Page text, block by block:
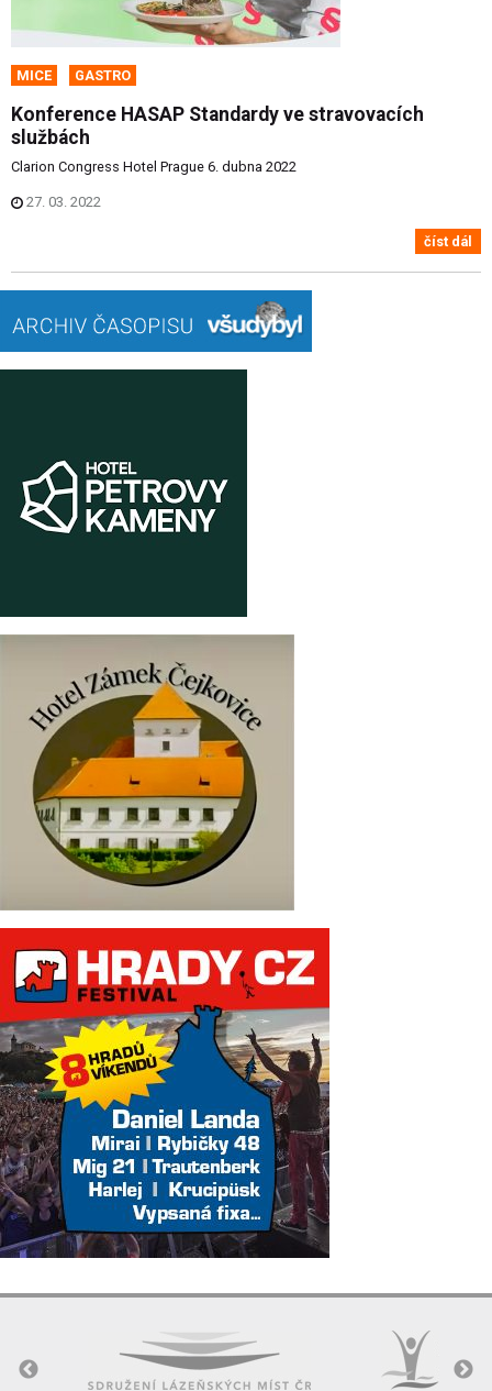
MICE GASTRO
Konference HASAP Standardy ve stravovacích
službách
Clarion Congress Hotel Prague 6. dubna 2022
27. 03. 2022
číst dál